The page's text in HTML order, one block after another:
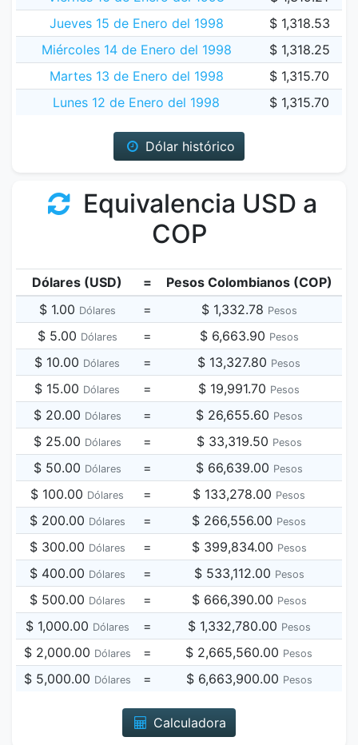
Jueves 15 de Enero del 1998
$ 1,318.53
Miércoles 14 de Enero del 1998
$ 1,318.25
Martes 13 de Enero del 1998
$ 1,315.70
Lunes 12 de Enero del 1998
$ 1,315.70
Dólar histórico
Equivalencia USD a
COP
Dólares (USD) =
Pesos Colombianos (COP)
$ 1.00 Dólares = $ 1,332.78 Pesos
$ 5.00 Dólares = $ 6,663.90 Pesos
$ 10.00 Dólares = $ 13,327.80 Pesos
$ 15.00 Dólares = $ 19,991.70 Pesos
$ 20.00 Dólares = $ 26,655.60 Pesos
$ 25.00 Dólares = $ 33,319.50 Pesos
$ 50.00 Dólares = $ 66,639.00 Pesos
$ 100.00 Dólares = $ 133,278.00 Pesos
$ 200.00 Dólares = $ 266,556.00 Pesos
$ 300.00 Dólares = $ 399,834.00 Pesos
$ 400.00 Dólares = $ 533,112.00 Pesos
$ 500.00 Dólares = $ 666,390.00 Pesos
$ 1,000.00 Dólares = $ 1,332,780.00 Pesos
$ 2,000.00 Dólares = $ 2,665,560.00 Pesos
$ 5,000.00 Dólares = $ 6,663,900.00 Pesos
Calculadora